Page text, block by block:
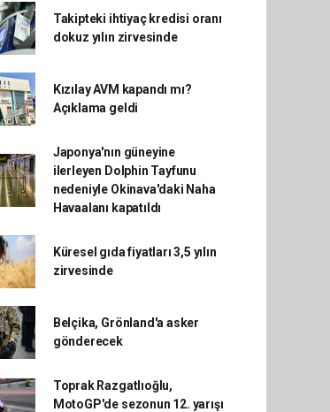
Takipteki ihtiyaç kredisi oranı
dokuz yılın zirvesinde
Kızılay AVM kapandı mı?
Açıklama geldi
Japonya'nın güneyine
ilerleyen Dolphin Tayfunu
nedeniyle Okinava'daki Naha
Havaalanı kapatıldı
Küresel gıda fiyatları 3,5 yılın
zirvesinde
Belçika, Grönland'a asker
gönderecek
Toprak Razgatlıoğlu,
MotoGP'de sezonun 12. yarışı